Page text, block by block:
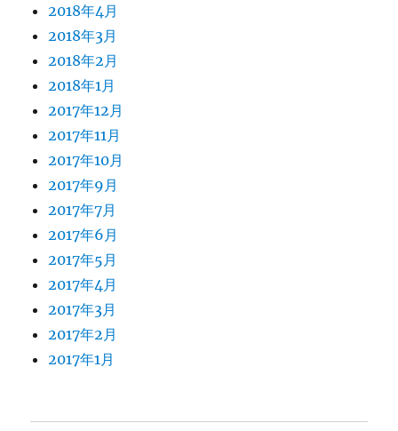
2018年4月
2018年3月
2018年2月
2018年1月
2017年12月
2017年11月
2017年10月
2017年9月
2017年7月
2017年6月
2017年5月
2017年4月
2017年3月
2017年2月
2017年1月